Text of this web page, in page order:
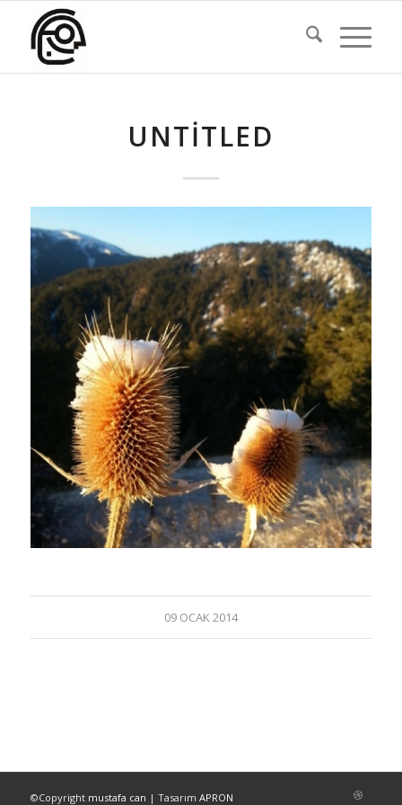
UNTITLED
09 OCAK 2014
©Copyright mustafa can | Tasarım APRON